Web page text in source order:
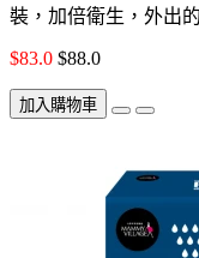
裝，加倍衛生，外出
$83.0 $88.0
加入購物車